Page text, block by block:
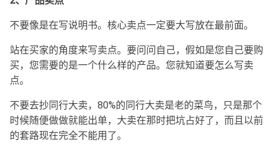
不要像是在写说明书。核心卖点一定要大写放在最前面。
站在买家的角度来写卖点。要问问自己，假如是您自己要购
买，您需要的是一个什么样的产品。您就知道要怎么写卖
点。
不要去抄同行大卖，80%的同行大卖是老的菜鸟，只是那个
时候随便做做就能出单，大卖在那时把坑占好了，而且以前
的套路现在完全不能用了。